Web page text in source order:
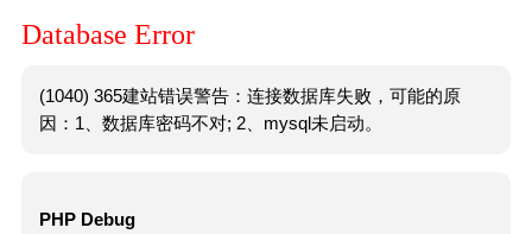
Database Error
(1040) 365建站错误警告：连接数据库失败，可能的原
因：1、数据库密码不对; 2、mysql未启动。
PHP Debug